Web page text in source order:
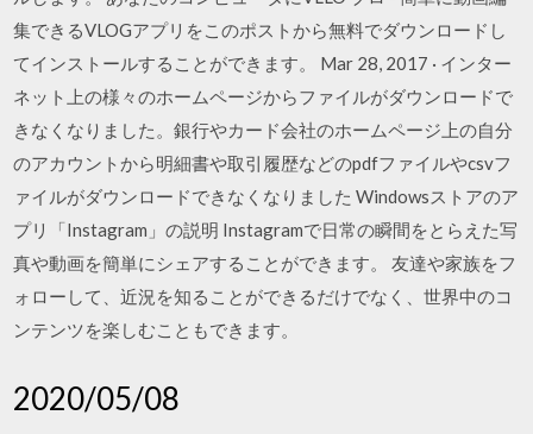
集できるVLOGアプリをこのポストから無料でダウンロードし
てインストールすることができます。 Mar 28, 2017 · インター
ネット上の様々のホームページからファイルがダウンロードで
きなくなりました。銀行やカード会社のホームページ上の自分
のアカウントから明細書や取引履歴などのpdfファイルやcsvフ
ァイルがダウンロードできなくなりました Windowsストアのア
プリ「Instagram」の説明 Instagramで日常の瞬間をとらえた写
真や動画を簡単にシェアすることができます。 友達や家族をフ
ォローして、近況を知ることができるだけでなく、世界中のコ
ンテンツを楽しむこともできます。
2020/05/08